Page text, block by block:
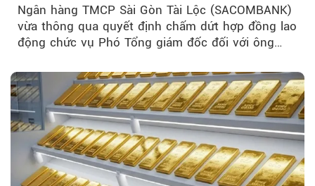
Ngân hàng TMCP Sài Gòn Tài Lộc (SACOMBANK)
vừa thông qua quyết định chấm dứt hợp đồng lao
động chức vụ Phó Tổng giám đốc đối với ông